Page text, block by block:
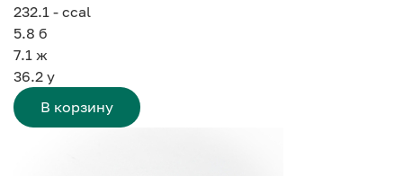
232.1 - ccal
5.8 б
7.1 ж
36.2 у
В корзину